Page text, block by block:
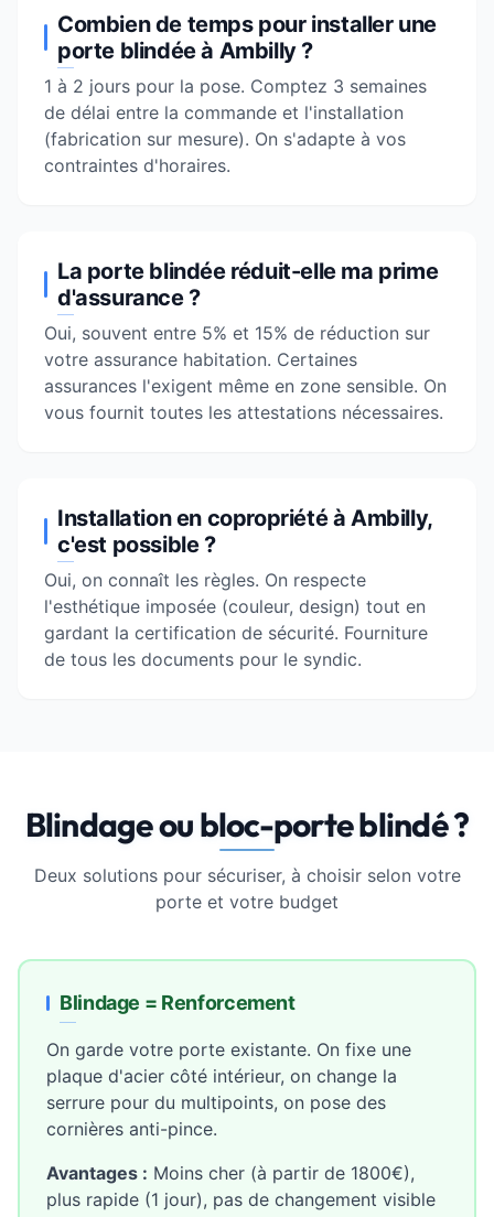
Combien de temps pour installer une
porte blindée à Ambilly ?
1 à 2 jours pour la pose. Comptez 3 semaines
de délai entre la commande et l'installation
(fabrication sur mesure). On s'adapte à vos
contraintes d'horaires.
La porte blindée réduit-elle ma prime
d'assurance ?
Oui, souvent entre 5% et 15% de réduction sur
votre assurance habitation. Certaines
assurances l'exigent même en zone sensible. On
vous fournit toutes les attestations nécessaires.
Installation en copropriété à Ambilly,
c'est possible ?
Oui, on connaît les règles. On respecte
l'esthétique imposée (couleur, design) tout en
gardant la certification de sécurité. Fourniture
de tous les documents pour le syndic.
Blindage ou bloc-porte blindé ?
Deux solutions pour sécuriser, à choisir selon votre
porte et votre budget
Blindage = Renforcement
On garde votre porte existante. On fixe une
plaque d'acier côté intérieur, on change la
serrure pour du multipoints, on pose des
cornières anti-pince.
Avantages : Moins cher (à partir de 1800€),
plus rapide (1 jour), pas de changement visible